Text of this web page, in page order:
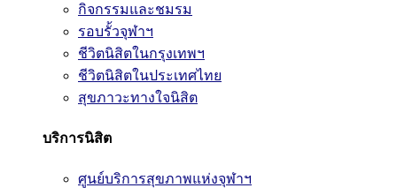
กิจกรรมและชมรม
รอบรั้วจุฬาฯ
ชีวิตนิสิตในกรุงเทพฯ
ชีวิตนิสิตในประเทศไทย
สุขภาวะทางใจนิสิต
บริการนิสิต
ศูนย์บริการสุขภาพแห่งจุฬาฯ